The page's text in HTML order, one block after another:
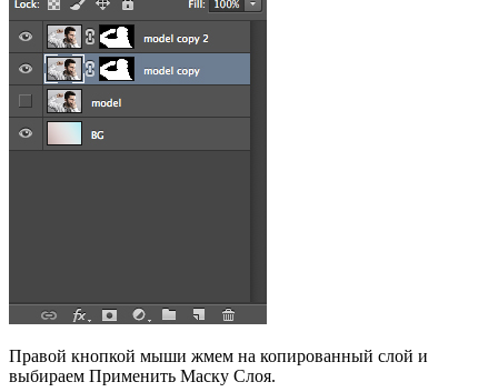
Правой кнопкой мыши жмем на копированный слой и
выбираем Применить Маску Слоя.